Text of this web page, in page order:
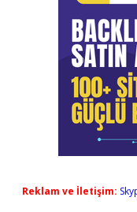
Reklam ve İletişim: